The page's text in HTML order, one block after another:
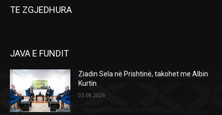
TE ZGJEDHURA
JAVA E FUNDIT
Ziadin Sela në Prishtinë, takohet me Albin
Kurtin
03.08.2026